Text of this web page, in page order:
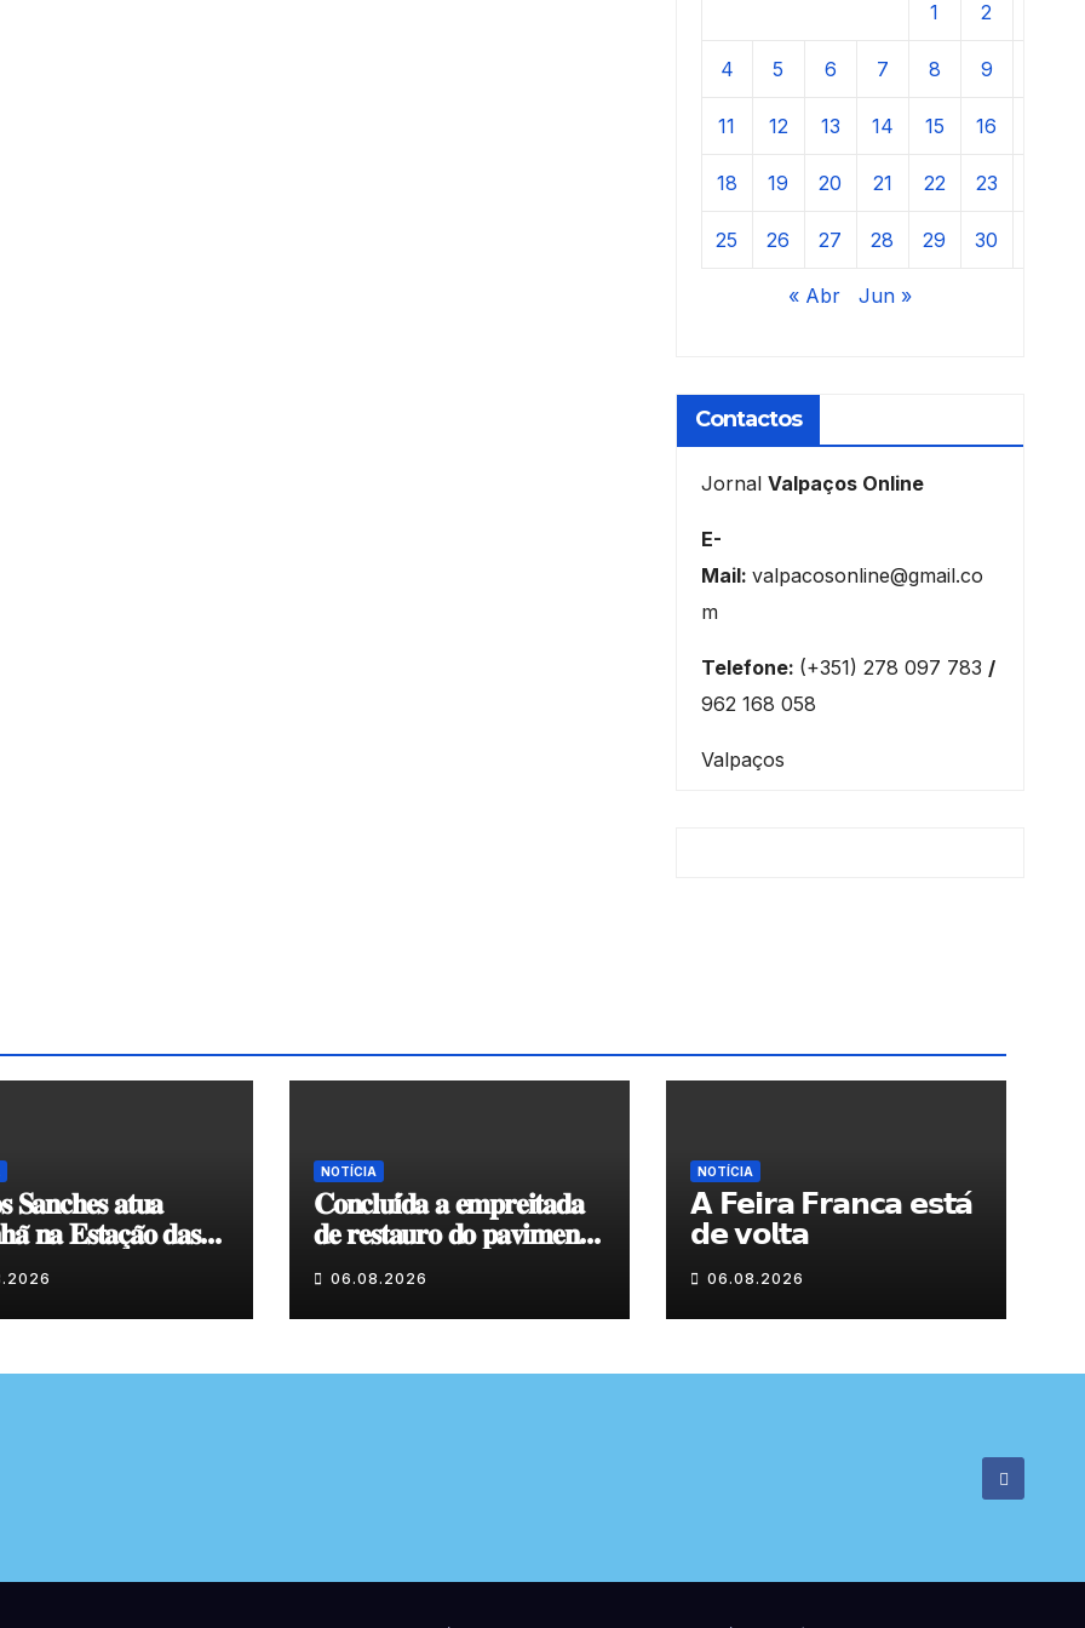
1 2
4 5 6 7 8 9
11 12 13 14 15 16
18 19 20 21 22 23
25 26 27 28 29 30
« Abr Jun »
Contactos
Jornal Valpaços Online
E-
Mail: valpacosonline@gmail.co
m
Telefone: (+351) 278 097 783 /
962 168 058
Valpaços
𝐒𝐚𝐧𝐜𝐡𝐞𝐬 𝐚𝐭𝐮𝐚
𝐧𝐚 𝐄𝐬𝐭𝐚𝐜̧𝐚̃𝐨 𝐝𝐚𝐬
NOTÍCIA
𝐂𝐨𝐧𝐜𝐥𝐮𝐢́𝐝𝐚 𝐚 𝐞𝐦𝐩𝐫𝐞𝐢𝐭𝐚𝐝𝐚
𝐝𝐞 𝐫𝐞𝐬𝐭𝐚𝐮𝐫𝐨 𝐝𝐨 𝐩𝐚𝐯𝐢𝐦𝐞𝐧𝐭𝐨
𝐞𝐧𝐯𝐨𝐥𝐯𝐞𝐧𝐭𝐞 𝐚̀ 𝐂𝐚𝐩𝐞𝐥𝐚 𝐝𝐞
𝐂𝐨𝐯𝐚𝐬
06.08.2026
NOTÍCIA
𝗔 𝗙𝗲𝗶𝗿𝗮 𝗙𝗿𝗮𝗻𝗰𝗮 𝗲𝘀𝘁𝗮́
𝗱𝗲 𝘃𝗼𝗹𝘁𝗮
06.08.2026